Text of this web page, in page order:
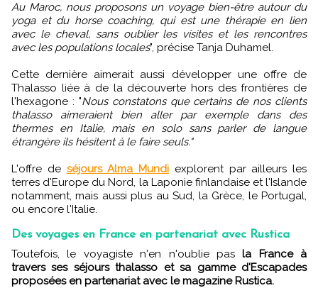
Au Maroc, nous proposons un voyage bien-être autour du
yoga et du horse coaching, qui est une thérapie en lien
avec le cheval, sans oublier les visites et les rencontres
avec les populations locales", précise Tanja Duhamel.
Cette dernière aimerait aussi développer une offre de
Thalasso liée à de la découverte hors des frontières de
l'hexagone : "Nous constatons que certains de nos clients
thalasso aimeraient bien aller par exemple dans des
thermes en Italie, mais en solo sans parler de langue
étrangère ils hésitent à le faire seuls."
L'offre de séjours Alma Mundi explorent par ailleurs les
terres d'Europe du Nord, la Laponie finlandaise et l'Islande
notamment, mais aussi plus au Sud, la Grèce, le Portugal,
ou encore l'Italie.
Des voyages en France en partenariat avec Rustica
Toutefois, le voyagiste n'en n'oublie pasla France à
travers ses séjours thalasso et sa gamme d'Escapades
proposées en partenariat avec le magazine Rustica.